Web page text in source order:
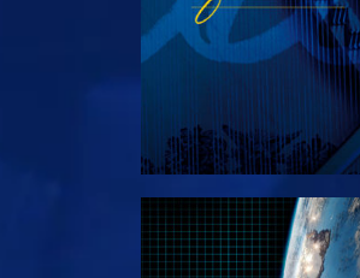
DÉCOUVRIR LES SÉRIES